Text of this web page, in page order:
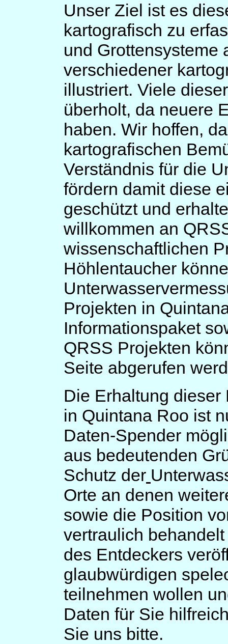
Unser Ziel ist es
kartografisch zu
und Grottensysteme
verschiedener
illustriert. Viele
überholt, da neuere
haben. Wir hoffen,
kartografischen
Verständnis für die
fördern damit diese
geschützt und
willkommen an
wissenschaftlichen
Höhlentaucher
Projekten in
Informationspaket
QRSS Projekten
Seite abgerufen
Die Erhaltung
in Quintana Roo ist
Daten-Spender
aus bedeutenden
Schutz der
Orte an denen
sowie die Position
vertraulich
des Entdeckers
glaubwürdigen
teilnehmen wollen
Daten für Sie
Sie uns bitte.